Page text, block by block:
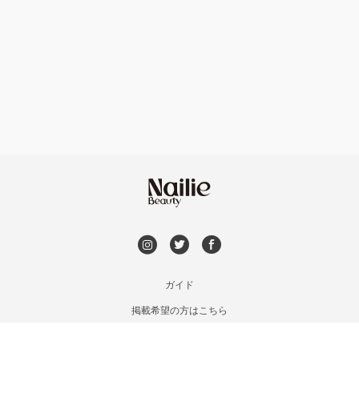
ガイド
掲載希望の方はこちら